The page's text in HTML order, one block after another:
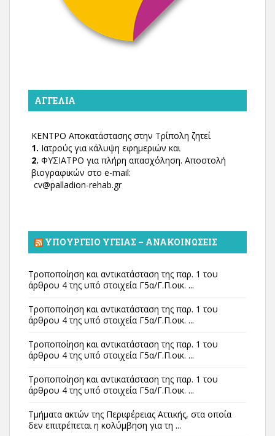
ΑΓΓΕΛΊΑ
ΚΕΝΤΡΟ Αποκατάστασης στην Τρίπολη ζητεί
1. Ιατρούς για κάλυψη εφημεριών και
2. ΦΥΣΙΑΤΡΟ για πλήρη απασχόληση. Αποστολή
βιογραφικών στο e-mail:
cv@palladion-rehab.gr
ΥΠΟΥΡΓΕΊΟ ΥΓΕΊΑΣ – ΑΝΑΚΟΙΝΏΣΕΙΣ
Τροποποίηση και αντικατάσταση της παρ. 1 του
άρθρου 4 της υπό στοιχεία Γ5α/Γ.Π.οικ. ...
Τροποποίηση και αντικατάσταση της παρ. 1 του
άρθρου 4 της υπό στοιχεία Γ5α/Γ.Π.οικ. ...
Τροποποίηση και αντικατάσταση της παρ. 1 του
άρθρου 4 της υπό στοιχεία Γ5α/Γ.Π.οικ. ...
Τροποποίηση και αντικατάσταση της παρ. 1 του
άρθρου 4 της υπό στοιχεία Γ5α/Γ.Π.οικ. ...
Τμήματα ακτών της Περιφέρειας Αττικής, στα οποία
δεν επιτρέπεται η κολύμβηση για τη ...